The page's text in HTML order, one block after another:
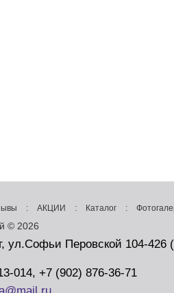
: АКЦИИ : Каталог :
© 2026
ул.Софьи Перовской 104-426
014, +7 (902) 876-36-71